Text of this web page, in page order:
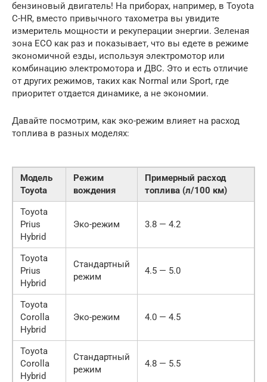
бензиновый двигатель! На приборах, например, в Toyota
C-HR, вместо привычного тахометра вы увидите
измеритель мощности и рекуперации энергии. Зеленая
зона ECO как раз и показывает, что вы едете в режиме
экономичной езды, используя электромотор или
комбинацию электромотора и ДВС. Это и есть отличие
от других режимов, таких как Normal или Sport, где
приоритет отдается динамике, а не экономии.
Давайте посмотрим, как эко-режим влияет на расход
топлива в разных моделях:
Модель
Toyota
Режим
вождения
Примерный расход
топлива (л/100 км)
Toyota
Prius
Hybrid
Эко-режим 3.8 — 4.2
Toyota
Prius
Hybrid
Стандартный
режим
4.5 — 5.0
Toyota
Corolla
Hybrid
Эко-режим 4.0 — 4.5
Toyota
Corolla
Hybrid
Стандартный
режим
4.8 — 5.5